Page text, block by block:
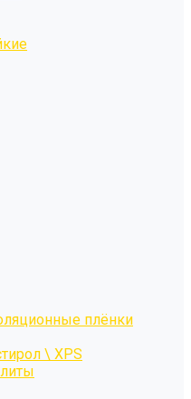
плёнки
\ XPS